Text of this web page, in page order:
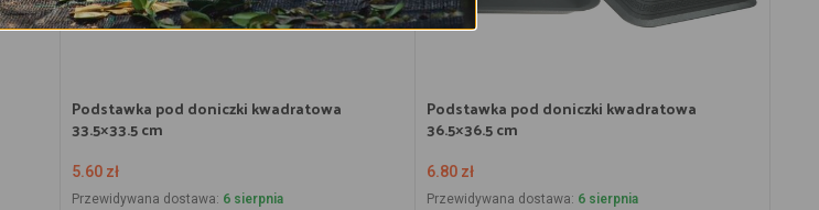
Podstawka pod doniczki kwadratowa
33.5×33.5 cm
5.60 zł
Przewidywana dostawa: 6 sierpnia
Podstawka pod doniczki kwadratowa
36.5×36.5 cm
6.80 zł
Przewidywana dostawa: 6 sierpnia